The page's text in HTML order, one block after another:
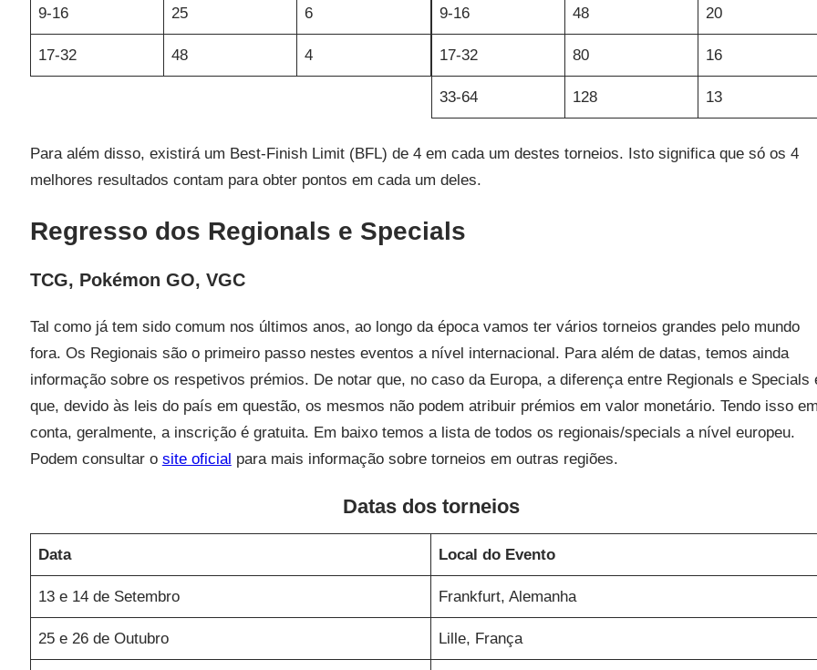
9-16 25 6
17-32 48 4
9-16 48 20
17-32 80 16
33-64 128 13
Para além disso, existirá um Best-Finish Limit (BFL) de 4 em cada um destes torneios. Isto significa que só os 4
melhores resultados contam para obter pontos em cada um deles.
Regresso dos Regionals e Specials
TCG, Pokémon GO, VGC
Tal como já tem sido comum nos últimos anos, ao longo da época vamos ter vários torneios grandes pelo mundo
fora. Os Regionais são o primeiro passo nestes eventos a nível internacional. Para além de datas, temos ainda
informação sobre os respetivos prémios. De notar que, no caso da Europa, a diferença entre Regionals e Specials
que, devido às leis do país em questão, os mesmos não podem atribuir prémios em valor monetário. Tendo isso
conta, geralmente, a inscrição é gratuita. Em baixo temos a lista de todos os regionais/specials a nível europeu.
Podem consultar o site oficial para mais informação sobre torneios em outras regiões.
Datas dos torneios
Data Local do Evento
13 e 14 de Setembro Frankfurt, Alemanha
25 e 26 de Outubro Lille, França